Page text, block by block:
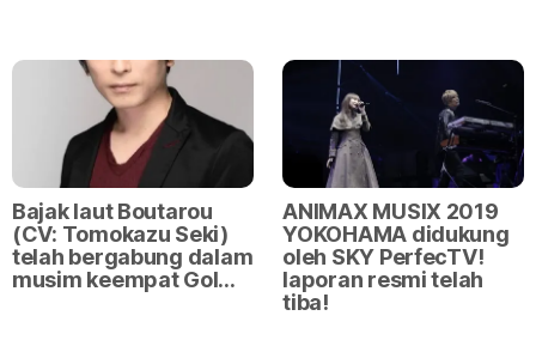
Bajak laut Boutarou
(CV: Tomokazu Seki)
telah bergabung dalam
musim keempat Gol…
ANIMAX MUSIX 2019
YOKOHAMA didukung
oleh SKY PerfecTV!
laporan resmi telah
tiba!